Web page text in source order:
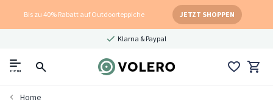
Bis zu 40% Rabatt auf Outdoorteppiche JETZT SHOPPEN
Klarna & Paypal
menu
Home